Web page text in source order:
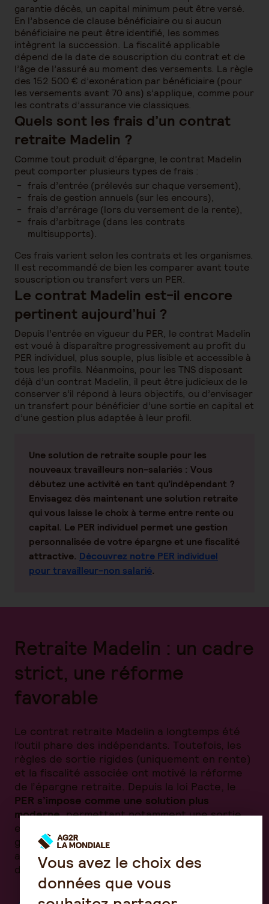
garantie décès, un capital minimum peut être versé.
En l’absence de clause bénéficiaire ou si aucun
bénéficiaire ne peut être identifié, les sommes
intègrent la succession. La fiscalité applicable
dépend de la date de souscription du contrat et de
l’âge de l’assuré au moment des versements. La règle
des 152 500 € d’exonération par bénéficiaire (pour
les versements avant 70 ans) s’applique, comme pour
les contrats d’assurance vie classiques.
Quels sont les frais d’un contrat
retraite Madelin ?
Comme tout produit d’épargne, le contrat Madelin
peut comporter plusieurs types de frais :
frais d’entrée (prélevés sur chaque versement),
frais de gestion annuels (sur les encours),
frais d’arrérage (lors du versement de la rente),
frais d’arbitrage (dans les contrats
multisupports).
Ces frais varient selon les contrats et les organismes.
Il est recommandé de bien les comparer avant toute
souscription ou transfert vers un PER.
Le contrat Madelin est-il encore
pertinent aujourd’hui ?
Depuis l’entrée en vigueur du PER, le contrat Madelin
est voué à disparaître progressivement au profit du
PER individuel, plus souple, plus lisible et accessible à
tous les profils. Néanmoins, pour les TNS disposant
déjà d’un contrat Madelin, il peut être judicieux de le
conserver s’il répond à leurs objectifs, ou d’envisager
un transfert pour bénéficier d’une sortie en capital et
d’une gestion plus adaptée à leur profil.
Une solution de retraite souple pour les
nouveaux travailleurs non-salariés : Vous
débutez une activité en tant qu’indépendant ?
Envisagez dès maintenant une solution retraite
qui vous laisse le choix à terme entre rente ou
capital. Le PER individuel permet une gestion
personnalisée de votre épargne et une fiscalité
attractive. Découvrez notre PER individuel
pour travailleur-non salarié.
Retraite Madelin : un cadre
strict, une réforme
favorable
Le contrat retraite Madelin a longtemps été
l’outil phare des indépendants. Toutefois, les
règles de sortie rigides (uniquement en rente)
et la fiscalité associée ont motivé la réforme
de l’épargne retraite. Depuis la loi Pacte, le
PER s’impose comme une solution plus
moderne, permettant notamment une sortie
en capital, un transfert simplifié, et une
gestion adaptée aux profils de risque. Il offre
ainsi un véritable levier pour anticiper la baisse
de revenus à la retraite.
Vous avez le choix des
données que vous